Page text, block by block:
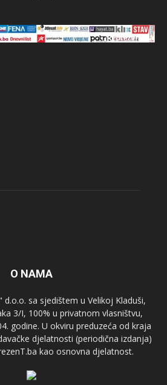
O NAMA
d.o.o. sa sjedištem u Velikoj Kladuši,
3/I, 100% u privatnom vlasništvu,
godine. U okviru preduzeća od kraja
djelatnosti (periodična izdanja)
kao osnovna djelatnost.